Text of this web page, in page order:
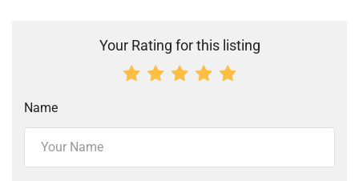
Your Rating for this listing
Name